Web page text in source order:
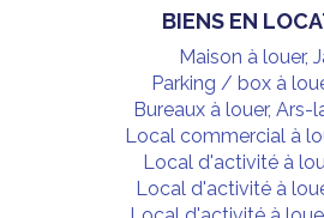
BIENS EN
Maison à louer,
Parking / box à
Bureaux à louer, Ars-
Local commercial à
Local d'activité à
Local d'activité à